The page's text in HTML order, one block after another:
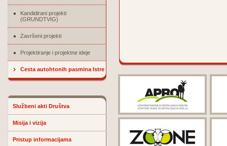
Kandidirani projekti
(GRUNDTVIG)
Završeni projekti
Projektiranje i projektne ideje
Cesta autohtonih pasmina Istre
Službeni akti Društva
Misija i vizija
Pristup informacijama